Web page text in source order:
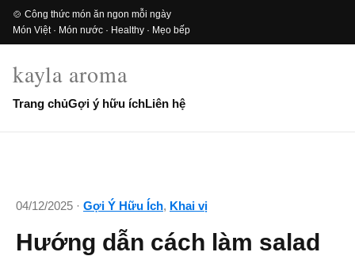
🍲 Công thức món ăn ngon mỗi ngày
Món Việt · Món nước · Healthy · Mẹo bếp
kayla aroma
Trang chủGợi ý hữu íchLiên hệ
04/12/2025 · Gợi Ý Hữu Ích, Khai vị
Hướng dẫn cách làm salad